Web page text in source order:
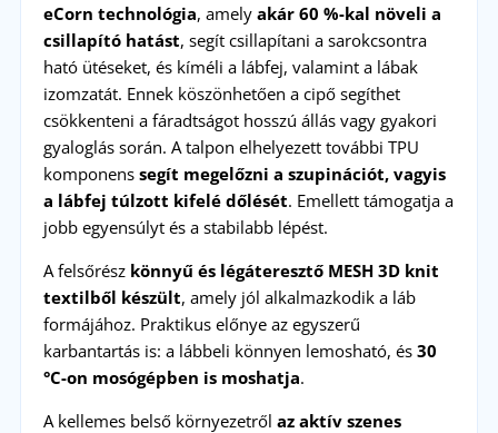
eCorn technológia, amely akár 60 %-kal növeli a
csillapító hatást, segít csillapítani a sarokcsontra
ható ütéseket, és kíméli a lábfej, valamint a lábak
izomzatát. Ennek köszönhetően a cipő segíthet
csökkenteni a fáradtságot hosszú állás vagy gyakori
gyaloglás során. A talpon elhelyezett további TPU
komponens segít megelőzni a szupinációt, vagyis
a lábfej túlzott kifelé dőlését. Emellett támogatja a
jobb egyensúlyt és a stabilabb lépést.
A felsőrész könnyű és légáteresztő MESH 3D knit
textilből készült, amely jól alkalmazkodik a láb
formájához. Praktikus előnye az egyszerű
karbantartás is: a lábbeli könnyen lemosható, és 30
°C-on mosógépben is moshatja.
A kellemes belső környezetről az aktív szenes